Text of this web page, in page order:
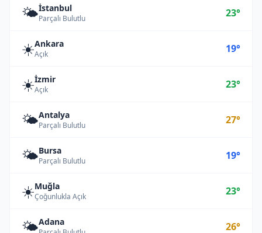
🌤️İstanbul
Parçalı Bulutlu 23°
☀️Ankara
Açık 19°
☀️İzmir
Açık 23°
🌤️Antalya
Parçalı Bulutlu 27°
🌤️Bursa
Parçalı Bulutlu 19°
☀️Muğla
Çoğunlukla Açık 23°
🌤️Adana 26°